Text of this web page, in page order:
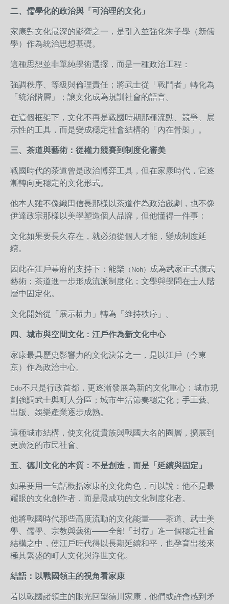
二、儒學化的政治與「可治理的文化」
家康對文化最深的影響之一，是引入並強化朱子學（新儒
學）作為統治思想基礎。
這種思想並非單純學術選擇，而是一種政治工程：
強調秩序、等級與倫理責任； 將武士從「戰鬥者」轉化為
「統治階層」； 讓文化成為規訓社會的語言。
在這個框架下，文化不再是戰國時期那種流動、競爭、展
示性的工具，而是變成穩定社會結構的「內在骨架」。
三、茶道與藝術：從權力競賽到制度化審美
戰國時代的茶道曾是政治博弈工具，但在家康時代，它逐
漸轉向更穩定的文化形式。
他本人雖不像織田信長那樣以茶道作為政治戲劇，也不像
伊達政宗那樣以美學塑造個人品牌，但他懂得一件事：
文化如果要長久存在，就必須從個人才能，變成制度延
續。
因此在江戶幕府的支持下： 能樂 （Noh）
成為武家正式儀式
藝術； 茶道進一步形成流派制度化； 文學與學問在士人階
層中固定化。
文化開始從「展示權力」轉為「維持秩序」。
四、城市與空間文化：江戶作為新文化中心
家康最具歷史影響力的文化決策之一，是以江戶（今東
京）作為政治中心。
Edo不只是行政首都，更逐漸發展為新的文化重心： 城市規
劃強調武士與町人分區； 城市生活節奏穩定化； 手工藝、
出版、娛樂產業逐步成熟。
這種城市結構，使文化從貴族與戰國大名的圈層，擴展到
更廣泛的市民社會。
五、德川文化的本質：不是創造，而是「延續與固定」
如果要用一句話概括家康的文化角色，可以說：他不是最
耀眼的文化創作者，而是最成功的文化制度化者。
他將戰國時代那些高度流動的文化能量——茶道、武士美
學、儒學、宗教與藝術——全部「封存」進一個穩定社會
結構之中，使江戶時代得以長期延續和平，也孕育出後來
極其繁盛的町人文化與浮世文化。
結語：以戰國領主的視角看家康
若以戰國諸領主的眼光回望德川家康，他們或許會感到矛